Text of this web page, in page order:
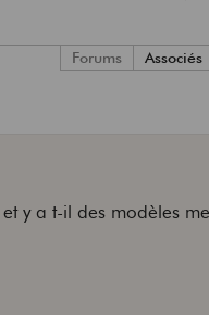
Forums Associés
y a t-il des modèles